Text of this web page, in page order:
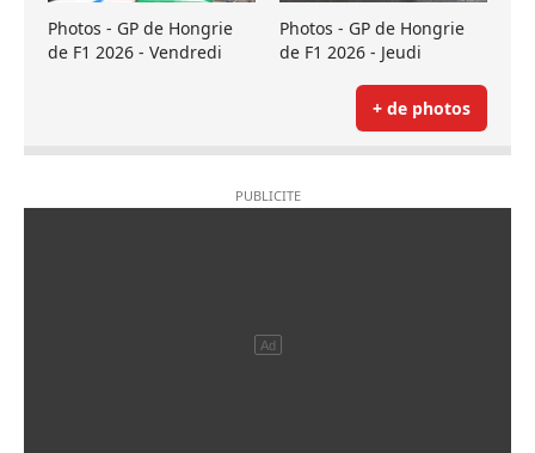
Photos - GP de Hongrie
de F1 2026 - Vendredi
Photos - GP de Hongrie
de F1 2026 - Jeudi
+ de photos